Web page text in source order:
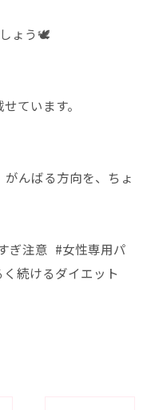
しょう🕊️
ています。
んばる方向を、ちょ
ぎ注意 #女性専用パ
続けるダイエット